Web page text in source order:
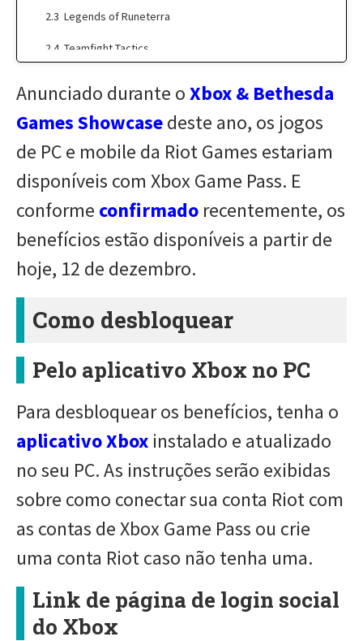
Legends of Runeterra
Teamfight Tactics
Conecte-se antes de 1 de janeiro e ganhe mais
Anunciado durante oXbox & Bethesda
Games Showcasedeste ano, os jogos
de PC e mobile da Riot Games estariam
disponíveis com Xbox Game Pass. E
conforme confirmado recentemente, os
benefícios estão disponíveis a partir de
hoje, 12 de dezembro.
Como desbloquear
Pelo aplicativo Xbox no PC
Para desbloquear os benefícios, tenha o
aplicativo Xbox instalado e atualizado
no seu PC. As instruções serão exibidas
sobre como conectar sua conta Riot com
as contas de Xbox Game Pass ou crie
uma conta Riot caso não tenha uma.
Link de página de login social
do Xbox